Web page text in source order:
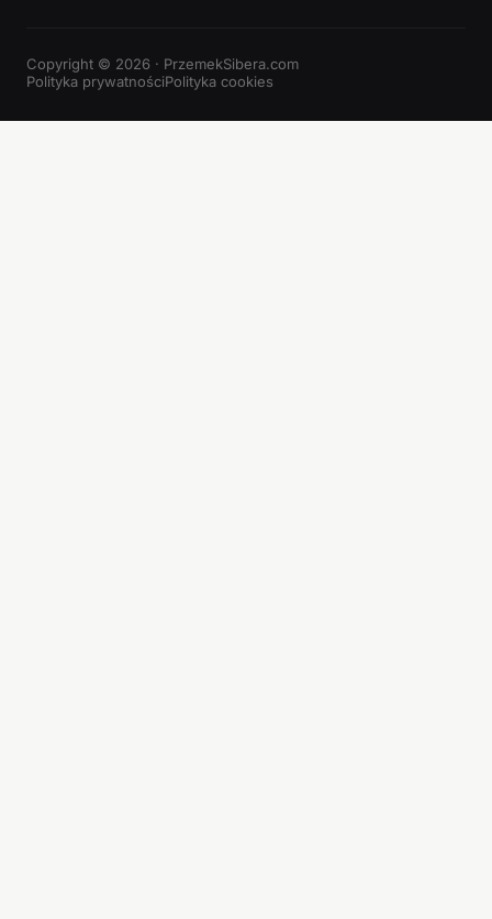
Copyright © 2026 · PrzemekSibera.com
Polityka prywatnościPolityka cookies